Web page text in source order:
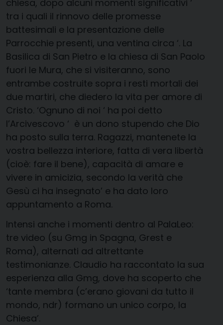
chiesa, dopo alcuni momenti significativi ‘
tra i quali il rinnovo delle promesse
battesimali e la presentazione delle
Parrocchie presenti, una ventina circa ‘. La
Basilica di San Pietro e la chiesa di San Paolo
fuori le Mura, che si visiteranno, sono
entrambe costruite sopra i resti mortali dei
due martiri, che diedero la vita per amore di
Cristo. ‘Ognuno di noi ‘ ha poi detto
l’Arcivescovo ‘ è un dono stupendo che Dio
ha posto sulla terra. Ragazzi, mantenete la
vostra bellezza interiore, fatta di vera libertà
(cioè: fare il bene), capacità di amare e
vivere in amicizia, secondo la verità che
Gesù ci ha insegnato’ e ha dato loro
appuntamento a Roma.
Intensi anche i momenti dentro al PalaLeo:
tre video (su Gmg in Spagna, Grest e
Roma), alternati ad altrettante
testimonianze. Claudio ha raccontato la sua
esperienza alla Gmg, dove ha scoperto che
‘tante membra (c’erano giovani da tutto il
mondo, ndr) formano un unico corpo, la
Chiesa’.